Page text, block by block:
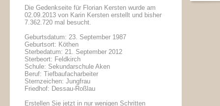
Die Gedenkseite für Florian Kersten wurde am
02.09.2013 von Karin Kersten erstellt und bisher
7.362.720 mal besucht.
Geburtsdatum: 23. September 1987
Geburtsort: Köthen
Sterbedatum: 21. September 2012
Sterbeort: Feldkirch
Schule: Sekundarschule Aken
Beruf: Tiefbaufacharbeiter
Sternzeichen: Jungfrau
Friedhof: Dessau-Roßlau
Erstellen Sie jetzt in nur wenigen Schritten